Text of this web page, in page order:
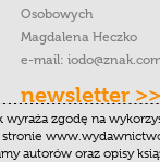
Osobowych
Magdalena Heczko
e-mail:
newsletter >>
wyraża zgodę na
autorów oraz opisy